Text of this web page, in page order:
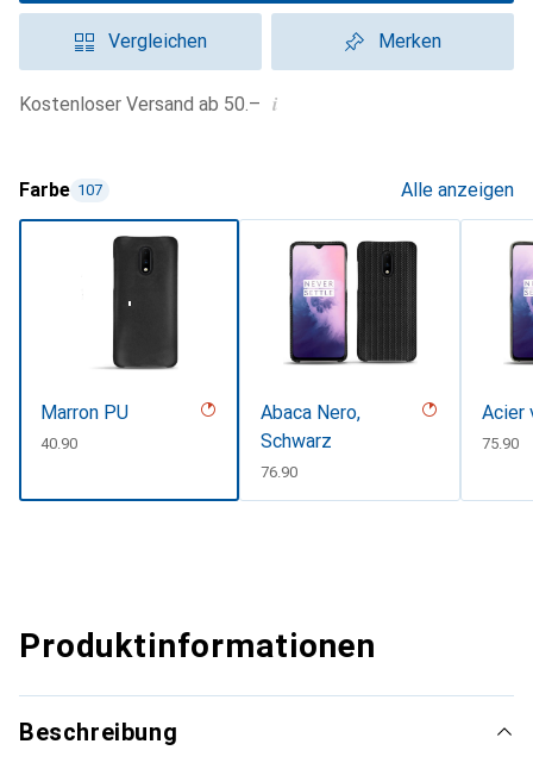
Vergleichen Merken
Kostenloser Versand ab 50.– i
Farbe 107 Alle anzeigen
Marron PU
CHF
40.90
Abaca Nero,
Schwarz
CHF
76.90
Acier
CHF
75.90
Produktinformationen
Beschreibung